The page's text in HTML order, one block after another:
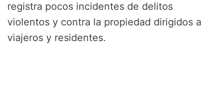
registra pocos incidentes de delitos
violentos y contra la propiedad dirigidos a
viajeros y residentes.